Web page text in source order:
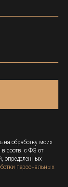
на обработку моих
соотв. с ФЗ от
определенных
персональных